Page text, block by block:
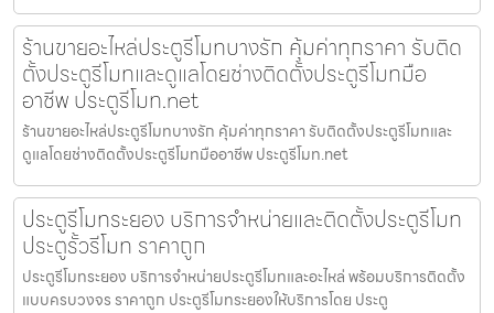
ร้านขายอะไหล่ประตูรีโมทบางรัก คุ้มค่าทุกราคา รับติด
ตั้งประตูรีโมทและดูแลโดยช่างติดตั้งประตูรีโมทมือ
อาชีพ ประตูรีโมท.net
ร้านขายอะไหล่ประตูรีโมทบางรัก คุ้มค่าทุกราคา รับติดตั้งประตูรีโมทและ
ดูแลโดยช่างติดตั้งประตูรีโมทมืออาชีพ ประตูรีโมท.net
ประตูรีโมทระยอง บริการจำหน่ายและติดตั้งประตูรีโมท
ประตูรั้วรีโมท ราคาถูก
ประตูรีโมทระยอง บริการจำหน่ายประตูรีโมทและอะไหล่ พร้อมบริการติดตั้ง
แบบครบวงจร ราคาถูก ประตูรีโมทระยองให้บริการโดย ประตู